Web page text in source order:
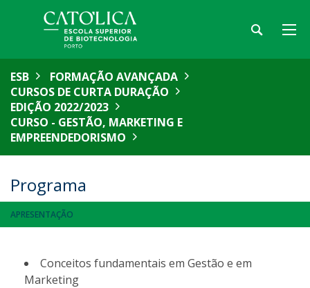
ESB
FORMAÇÃO AVANÇADA
CURSOS DE CURTA DURAÇÃO
EDIÇÃO 2022/2023
CURSO - GESTÃO, MARKETING E
EMPREENDEDORISMO
Programa
APRESENTAÇÃO
Conceitos fundamentais em Gestão e em
Marketing